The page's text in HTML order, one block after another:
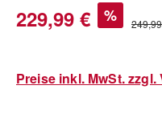
Verkaufspreis:
229,99 € %
Preise inkl. MwSt.